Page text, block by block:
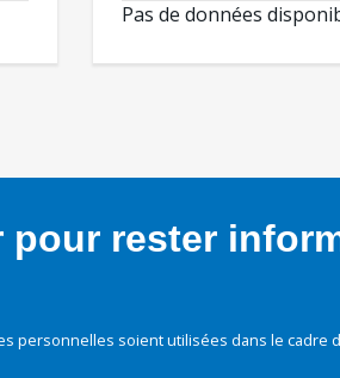
Pas de données
rester
personnelles soient utilisées dans le cadre